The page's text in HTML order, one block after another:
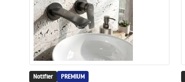
Vasques et lavabos
Baignoires, pare-baignoires
Robinets de salle de bain
Notifier PREMIUM